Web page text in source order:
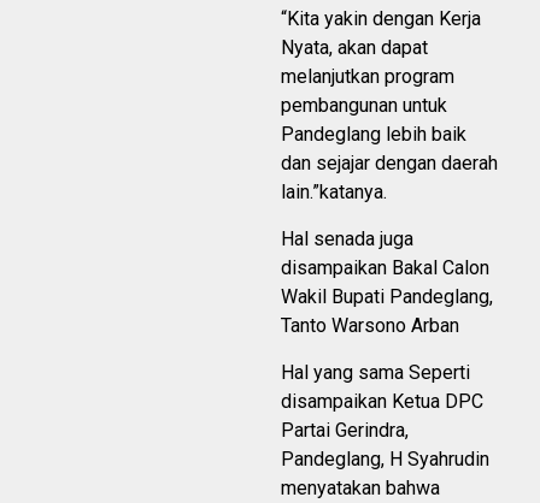
“Kita yakin dengan Kerja
Nyata, akan dapat
melanjutkan program
pembangunan untuk
Pandeglang lebih baik
dan sejajar dengan daerah
lain.”katanya.
Hal senada juga
disampaikan Bakal Calon
Wakil Bupati Pandeglang,
Tanto Warsono Arban
Hal yang sama Seperti
disampaikan Ketua DPC
Partai Gerindra,
Pandeglang, H Syahrudin
menyatakan bahwa